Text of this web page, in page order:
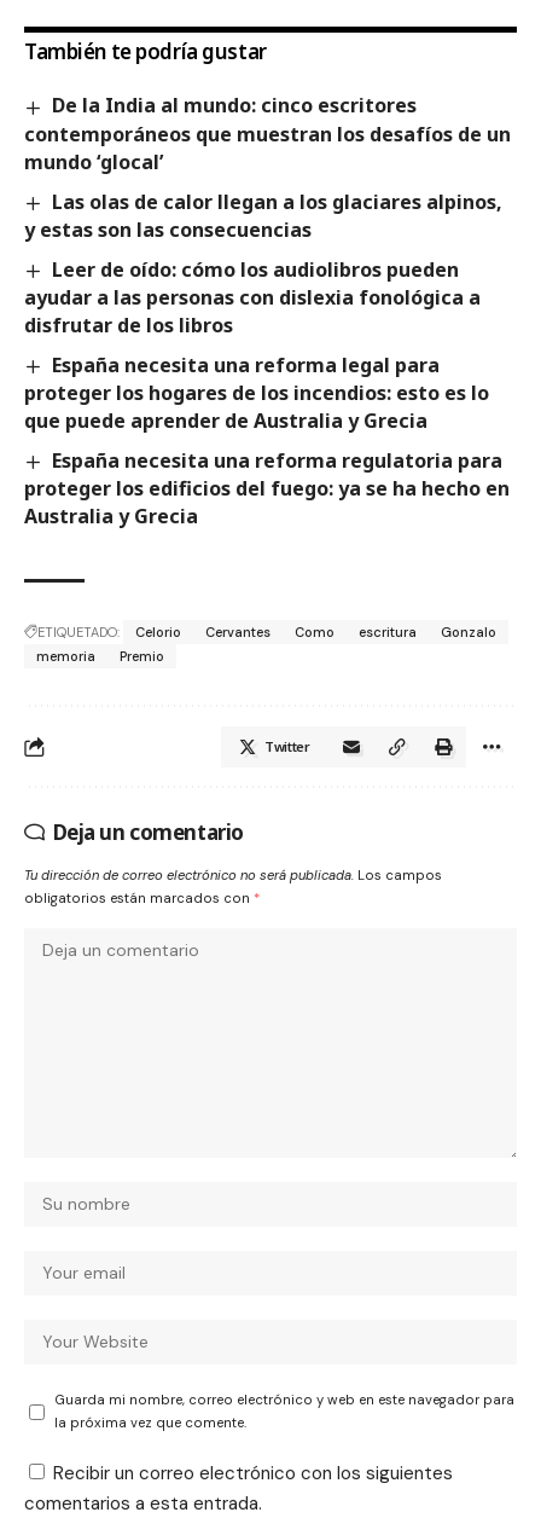
También te podría gustar
De la India al mundo: cinco escritores
contemporáneos que muestran los desafíos de un
mundo ‘glocal’
Las olas de calor llegan a los glaciares alpinos,
y estas son las consecuencias
Leer de oído: cómo los audiolibros pueden
ayudar a las personas con dislexia fonológica a
disfrutar de los libros
España necesita una reforma legal para
proteger los hogares de los incendios: esto es lo
que puede aprender de Australia y Grecia
España necesita una reforma regulatoria para
proteger los edificios del fuego: ya se ha hecho en
Australia y Grecia
ETIQUETADO: Celorio Cervantes Como escritura
Gonzalo
memoria
Premio
Twitter
Deja un comentario
Tu dirección de correo electrónico no será publicada. Los campos
obligatorios están marcados con *
Guarda mi nombre, correo electrónico y web en este navegador para
la próxima vez que comente.
Recibir un correo electrónico con los siguientes
comentarios a esta entrada.